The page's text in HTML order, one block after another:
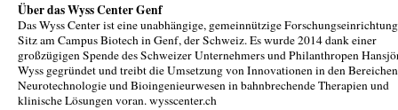
Über das Wyss Center Genf
Das Wyss Center ist eine unabhängige, gemeinnützige
Sitz am Campus Biotech in Genf, der Schweiz. Es wurde 2014 dank einer
großzügigen Spende des Schweizer Unternehmers und Philanthropen
Wyss gegründet und treibt die Umsetzung von Innovationen in den Bereichen
Neurotechnologie und Bioingenieurwesen in bahnbrechende Therapien und
klinische Lösungen voran. wysscenter.ch